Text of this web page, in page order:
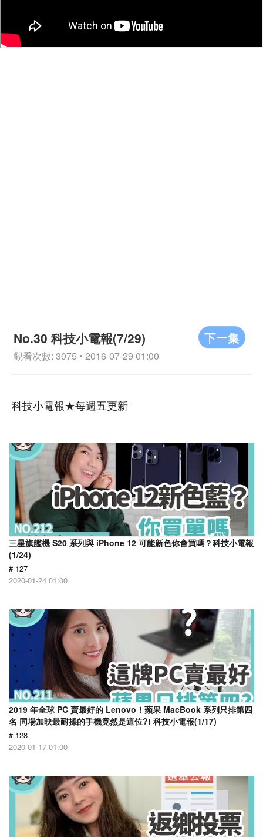
下一集
No.30 科技小電報(7/29)
觀看次數: 3075 • 2016-07-29 01:00
科技小電報★每週五更新
三星旗艦機 S20 系列與 iPhone 12 可能新色你會買嗎？科技小電報
(1/24)
# 127
2020-01-24 01:00
2019 年全球 PC 賣最好的 Lenovo！蘋果 MacBook 系列只排第四
名 同場加映最耐操的手機竟然是這位?! 科技小電報(1/17)
# 128
2020-01-17 01:00